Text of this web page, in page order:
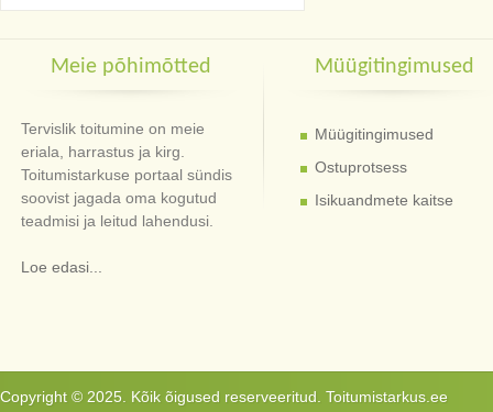
Meie põhimõtted
Tervislik toitumine on meie
eriala, harrastus ja kirg.
Toitumistarkuse portaal sündis
soovist jagada oma kogutud
teadmisi ja leitud lahendusi.
Loe edasi...
Müügitingimused
Müügitingimused
Ostuprotsess
Isikuandmete kaitse
Copyright © 2025. Kõik õigused reserveeritud. Toitumistarkus.ee